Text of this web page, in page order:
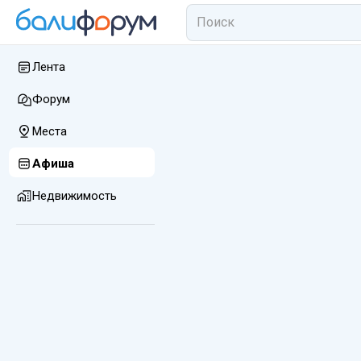
Лента
Форум
Места
Афиша
Недвижимость